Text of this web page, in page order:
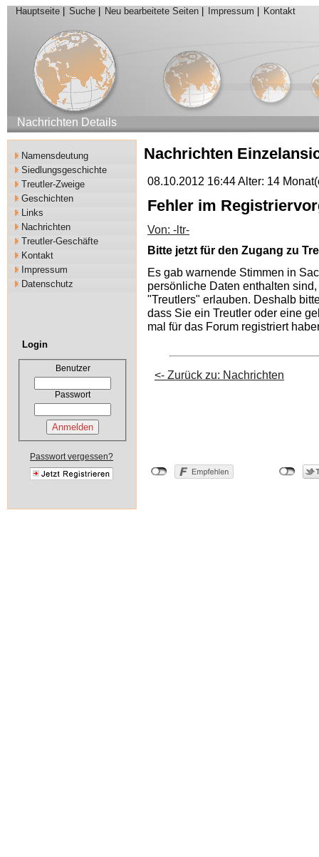
Hauptseite Suche Neu bearbeitete Seiten Impressum Kontakt
Nachrichten Details
Namensdeutung
Siedlungsgeschichte
Treutler-Zweige
Geschichten
Links
Nachrichten
Treutler-Geschäfte
Kontakt
Impressum
Datenschutz
Login
Benutzer
Passwort
Passwort vergessen?
Nachrichten
08.10.2012 16:44 Alter: 14
Fehler im
Von: -ltr-
Bitte jetzt für den Zugang zu
Es gab warnende Stimmen in
persönliche Daten enthalten
"Treutlers" erlauben. Deshalb
dass Sie ein Treutler oder eine
mal für das Forum registriert
<- Zurück zu: Nachrichten